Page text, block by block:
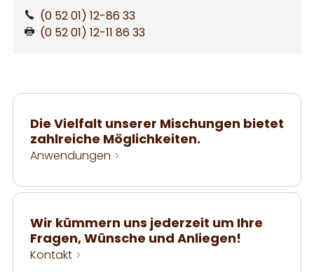
(0 52 01) 12-86 33
(0 52 01) 12-11 86 33
Die Vielfalt unserer Mischungen bietet
zahlreiche Möglichkeiten.
Anwendungen
Wir kümmern uns jederzeit um Ihre
Fragen, Wünsche und Anliegen!
Kontakt